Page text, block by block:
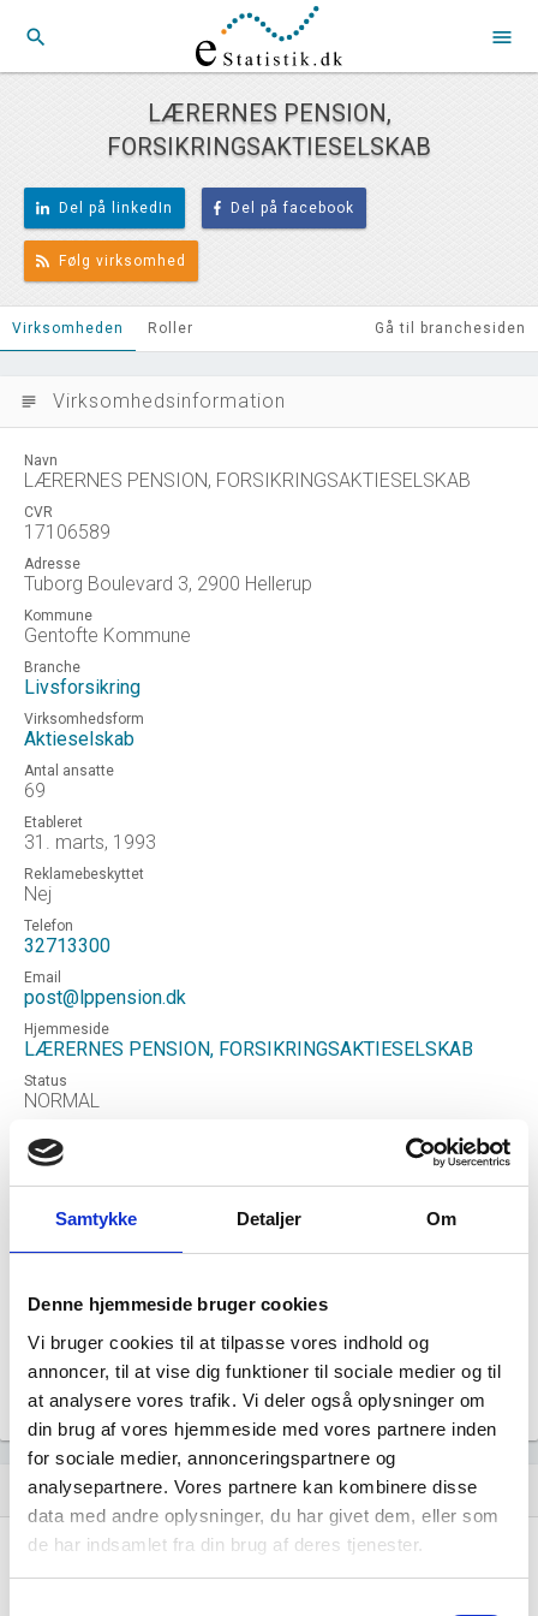
Samtykke Detaljer Om
Denne hjemmeside bruger cookies
Vi bruger cookies til at tilpasse vores indhold og
annoncer, til at vise dig funktioner til sociale medier og til
at analysere vores trafik. Vi deler også oplysninger om
din brug af vores hjemmeside med vores partnere inden
for sociale medier, annonceringspartnere og
analysepartnere. Vores partnere kan kombinere disse
data med andre oplysninger, du har givet dem, eller som
de har indsamlet fra din brug af deres tjenester.
search menu
LÆRERNES PENSION,
FORSIKRINGSAKTIESELSKAB
Del på linkedIn Del på facebook
Følg virksomhed
Virksomheden Roller Gå til branchesiden
subject Virksomhedsinformation
Navn
LÆRERNES PENSION, FORSIKRINGSAKTIESELSKAB
CVR
17106589
Adresse
Tuborg Boulevard 3, 2900 Hellerup
Kommune
Gentofte Kommune
Branche
Livsforsikring
Virksomhedsform
Aktieselskab
Antal ansatte
69
Etableret
31. marts, 1993
Reklamebeskyttet
Nej
Telefon
32713300
Email
post@lppension.dk
Hjemmeside
LÆRERNES PENSION, FORSIKRINGSAKTIESELSKAB
Status
NORMAL
PRICEWATERHOUSECOOPERS STATSAUTORISERET
Selskabets formål er at drive livsforsikringsvirksomhed,
samt anden virksomhed, der ligger inden for de i Lov om
Tegningsregel
næstformand i forbindelse med en direktør, - af en direktør
i forening med et bestyrelsesmedlem, eller - af den
samlede bestyrelse.
show_chart Udvikling i antal ansatte